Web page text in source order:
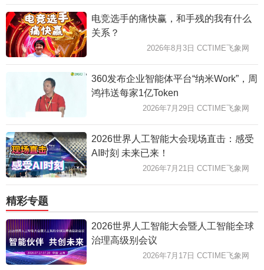
电竞选手的痛快赢，和手残的我有什么
关系？
2026年8月3日 CCTIME飞象网
360发布企业智能体平台“纳米Work”，周
鸿祎送每家1亿Token
2026年7月29日 CCTIME飞象网
2026世界人工智能大会现场直击：感受
AI时刻 未来已来！
2026年7月21日 CCTIME飞象网
精彩专题
2026世界人工智能大会暨人工智能全球
治理高级别会议
2026年7月17日 CCTIME飞象网